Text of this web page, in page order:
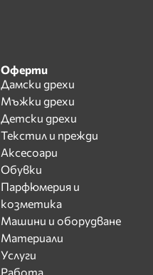
Оферти
Дамски дрехи
Мъжки дрехи
Детски дрехи
Текстил и прежди
Аксесоари
Обувки
Парфюмерия и
козметика
Машини и оборудване
Материали
Услуги
Работа